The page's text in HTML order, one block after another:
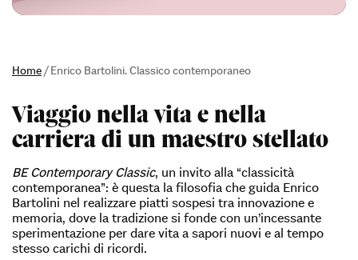
Home/Enrico Bartolini. Classico contemporaneo
Viaggio nella vita e nella
carriera di un maestro stellato
BE Contemporary Classic, un invito alla “classicità
contemporanea”: è questa la filosofia che guida Enrico
Bartolini nel realizzare piatti sospesi tra innovazione e
memoria, dove la tradizione si fonde con un’incessante
sperimentazione per dare vita a sapori nuovi e al tempo
stesso carichi di ricordi.